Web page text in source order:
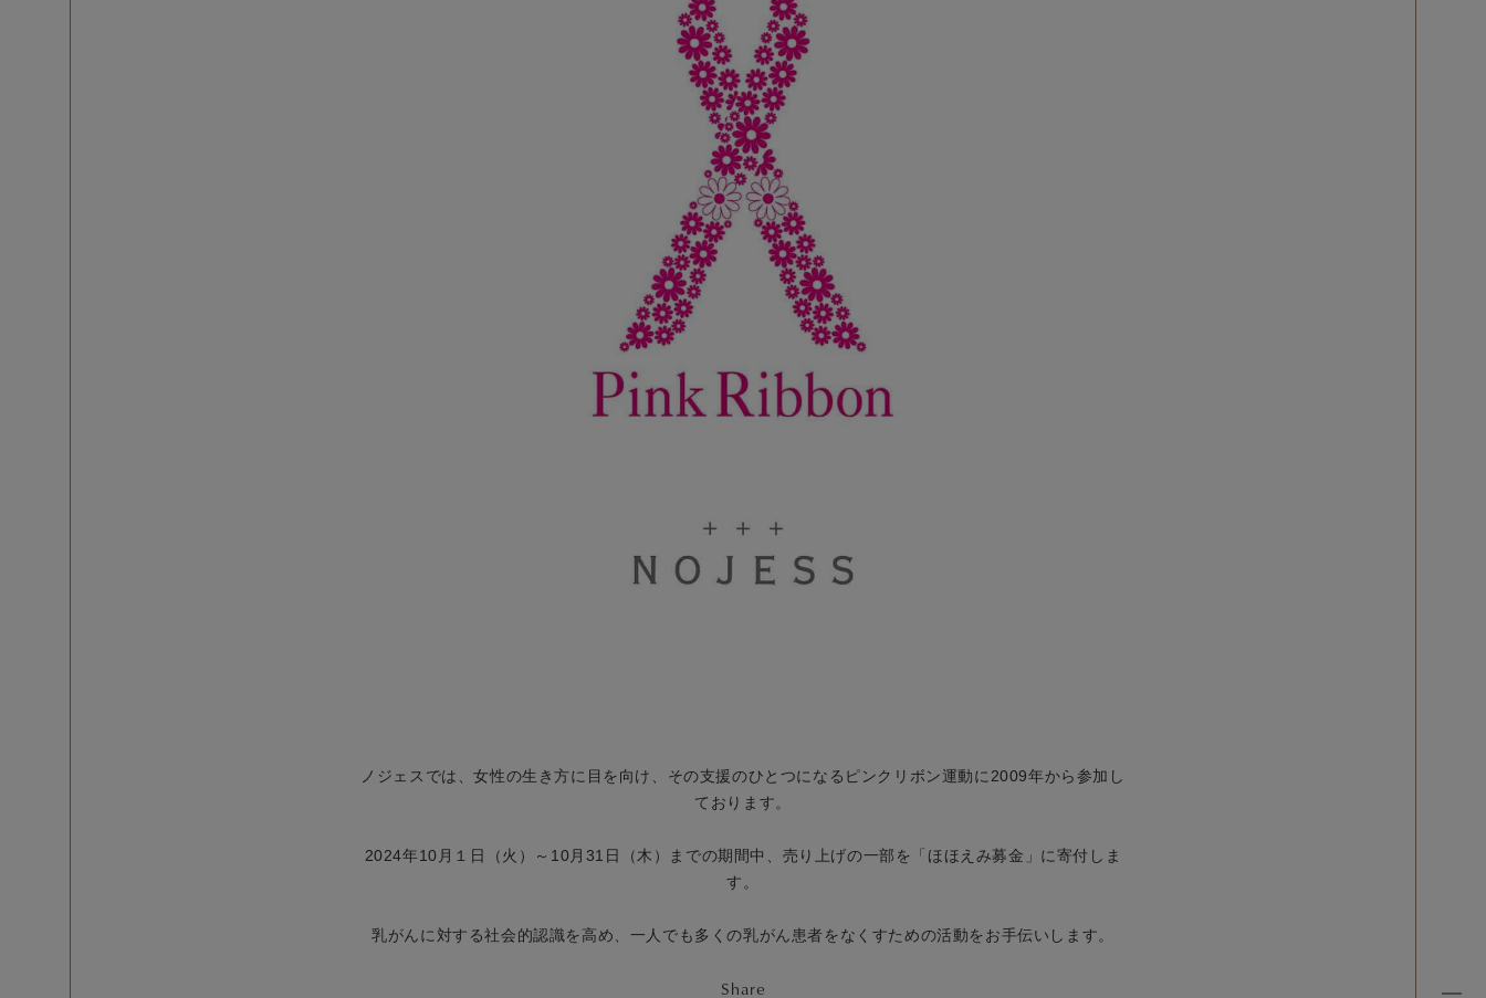
ノジェスでは、女性の生き方に目を向け、その支援のひとつになるピンクリボン運動に2009年から参加し
ております。
2024年10月１日（火）～10月31日（木）までの期間中、売り上げの一部を「ほほえみ募金」に寄付しま
す。
乳がんに対する社会的認識を高め、一人でも多くの乳がん患者をなくすための活動をお手伝いします。
Share